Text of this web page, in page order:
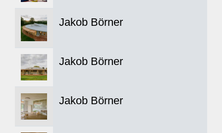
Jakob Börner
Jakob Börner
Jakob Börner